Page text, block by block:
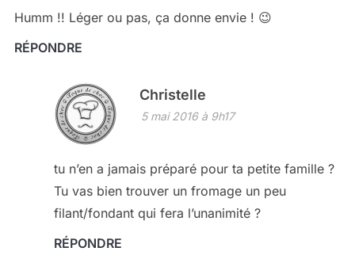
Humm !! Léger ou pas, ça donne envie ! 😉
RÉPONDRE
Christelle
5 mai 2016 à 9h17
tu n’en a jamais préparé pour ta petite famille ?
Tu vas bien trouver un fromage un peu
filant/fondant qui fera l’unanimité ?
RÉPONDRE